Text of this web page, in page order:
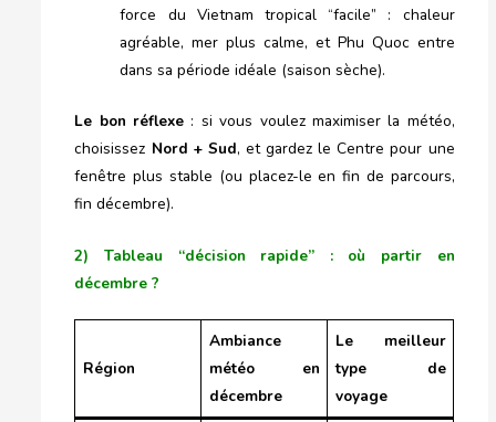
force du Vietnam tropical “facile” : chaleur
agréable, mer plus calme, et Phu Quoc entre
dans sa période idéale (saison sèche).
Le bon réflexe : si vous voulez maximiser la météo,
choisissez Nord + Sud, et gardez le Centre pour une
fenêtre plus stable (ou placez-le en fin de parcours,
fin décembre).
2) Tableau “décision rapide” : où partir en
décembre ?
Région
Ambiance
météo en
décembre
Le meilleur
type de
voyage